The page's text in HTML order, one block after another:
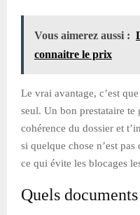
Vous aimerez aussi :
connaitre le prix
Le vrai avantage, c’est
seul. Un bon prestataire te
cohérence du dossier et
si quelque chose n’est
ce qui évite les blocages
Quels